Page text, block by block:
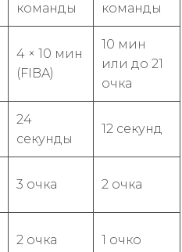
команды
команды
4 × 10 мин
(FIBA)
10 мин
или до 21
очка
24
секунды
12 секунд
3 очка 2 очка
2 очка 1 очко